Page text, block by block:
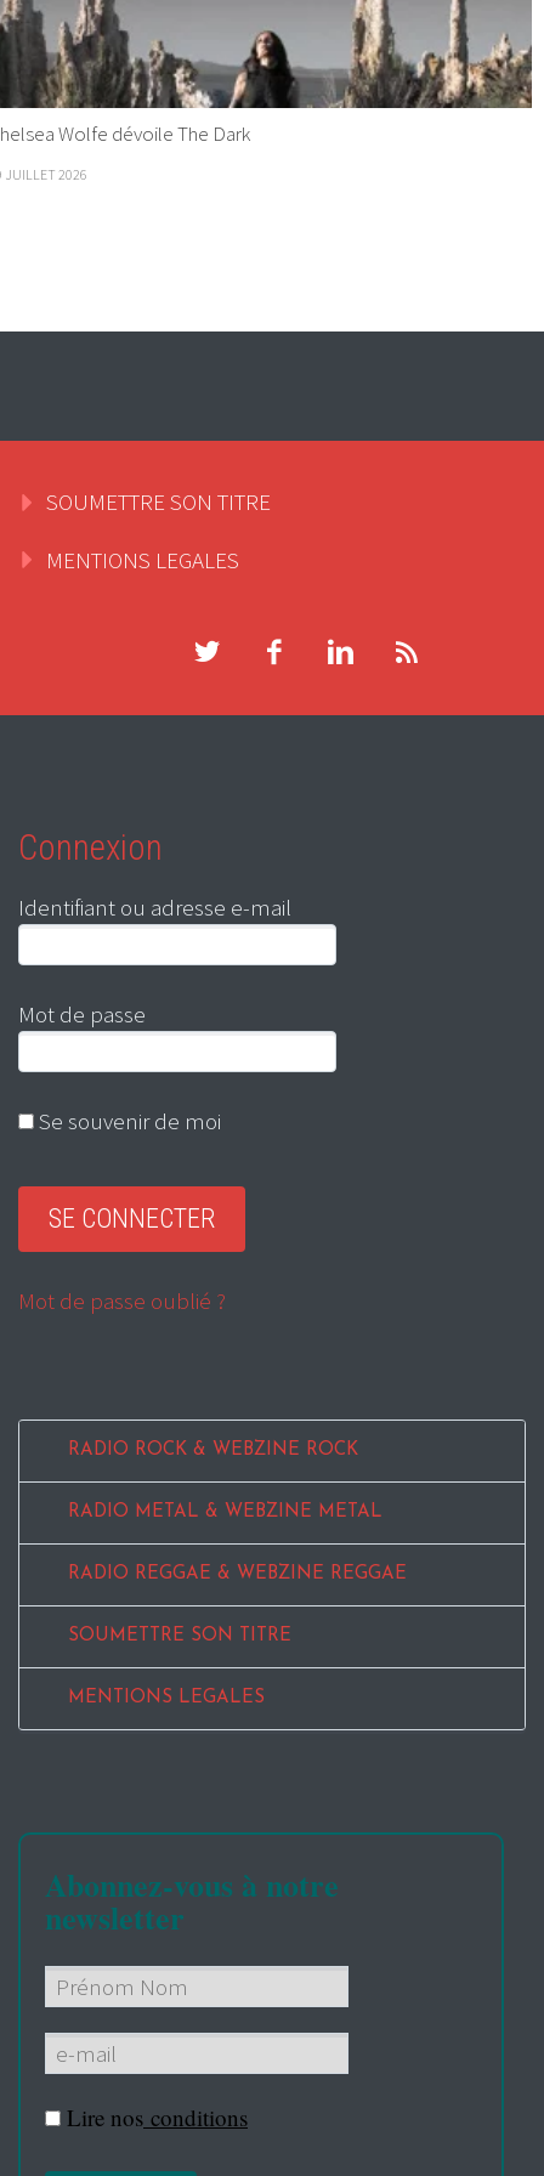
Wolfe dévoile The Dark
JUILLET 2026
SOUMETTRE SON TITRE
MENTIONS LEGALES
Connexion
Identifiant ou adresse e-mail
Mot de passe
Se souvenir de moi
Mot de passe oublié ?
RADIO ROCK & WEBZINE ROCK
RADIO METAL & WEBZINE METAL
RADIO REGGAE & WEBZINE REGGAE
SOUMETTRE SON TITRE
MENTIONS LEGALES
Abonnez-vous à notre
newsletter
Lire nos conditions